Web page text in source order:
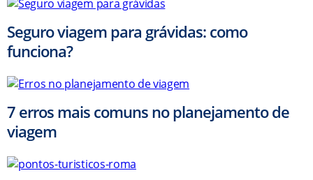
Seguro viagem para grávidas: como
funciona?
7 erros mais comuns no planejamento de
viagem